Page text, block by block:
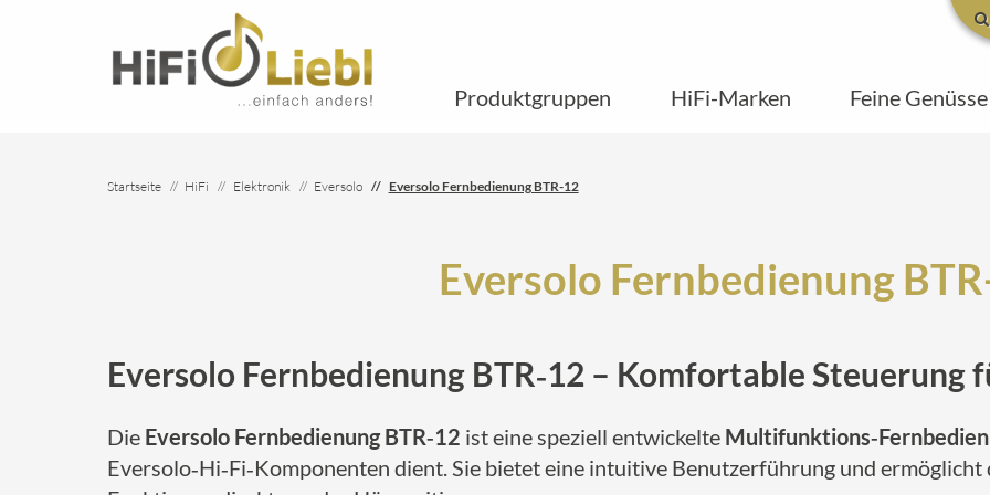
Produktgruppen HiFi-Marken Feine Genüsse
Startseite HiFi Elektronik Eversolo Eversolo Fernbedienung BTR-12
Eversolo Fernbedienung
Eversolo Fernbedienung BTR‑12 – Komfortable Steuerung
Die Eversolo Fernbedienung BTR‑12 ist eine speziell entwickelte
Eversolo‑Hi‑Fi‑Komponenten dient. Sie bietet eine intuitive Benutzerführung und